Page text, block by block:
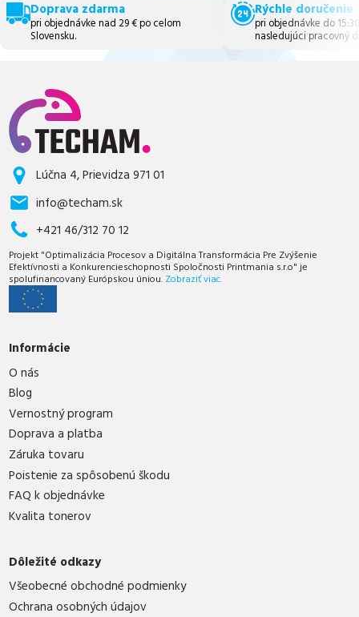
Doprava zdarma
pri objednávke nad 29 € po celom
Slovensku.
Rýchle doručenie
pri objednávke do
nasledujúci pracovný
Lúčna 4, Prievidza 971 01
info@techam.sk
+421 46/312 70 12
Projekt "Optimalizácia Procesov a Digitálna Transformácia Pre Zvýšenie
Efektívnosti a Konkurencieschopnosti Spoločnosti Printmania s.r.o" je
spolufinancovaný Európskou úniou. Zobraziť viac.
Informácie
O nás
Blog
Vernostný program
Doprava a platba
Záruka tovaru
Poistenie za spôsobenú škodu
FAQ k objednávke
Kvalita tonerov
Dôležité odkazy
Všeobecné obchodné podmienky
Ochrana osobných údajov